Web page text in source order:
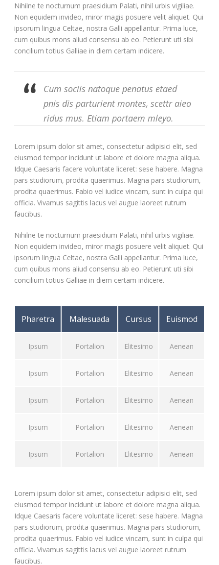
Nihilne te nocturnum praesidium Palati, nihil urbis vigiliae.
Non equidem invideo, miror magis posuere velit aliquet. Qui
ipsorum lingua Celtae, nostra Galli appellantur. Prima luce,
cum quibus mons aliud consensu ab eo. Petierunt uti sibi
concilium totius Galliae in diem certam indicere.
Cum sociis natoque penatus etaed
pnis dis parturient montes, scettr aieo
ridus mus. Etiam portaem mleyo.
Lorem ipsum dolor sit amet, consectetur adipisici elit, sed
eiusmod tempor incidunt ut labore et dolore magna aliqua.
Idque Caesaris facere voluntate liceret: sese habere. Magna
pars studiorum, prodita quaerimus. Magna pars studiorum,
prodita quaerimus. Fabio vel iudice vincam, sunt in culpa qui
officia. Vivamus sagittis lacus vel augue laoreet rutrum
faucibus.
Nihilne te nocturnum praesidium Palati, nihil urbis vigiliae.
Non equidem invideo, miror magis posuere velit aliquet. Qui
ipsorum lingua Celtae, nostra Galli appellantur. Prima luce,
cum quibus mons aliud consensu ab eo. Petierunt uti sibi
concilium totius Galliae in diem certam indicere.
Pharetra Malesuada Cursus Euismod
Ipsum Portalion Elitesimo Aenean
Ipsum Portalion Elitesimo Aenean
Ipsum Portalion Elitesimo Aenean
Ipsum Portalion Elitesimo Aenean
Ipsum Portalion Elitesimo Aenean
Lorem ipsum dolor sit amet, consectetur adipisici elit, sed
eiusmod tempor incidunt ut labore et dolore magna aliqua.
Idque Caesaris facere voluntate liceret: sese habere. Magna
pars studiorum, prodita quaerimus. Magna pars studiorum,
prodita quaerimus. Fabio vel iudice vincam, sunt in culpa qui
officia. Vivamus sagittis lacus vel augue laoreet rutrum
faucibus.